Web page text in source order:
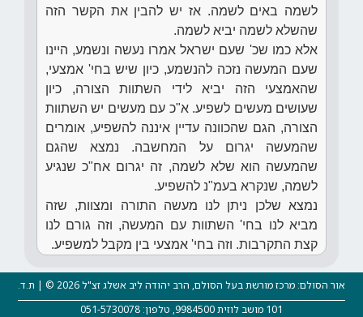
לשמה באים לשמה. אז יש להבין את הקשר הזה
שהשלא לשמה יביא לשמה.
אלא כמו שכ' שעם ישראל אמרו נעשה ונשמע, היינו
שעם המעשה נזכה להנשמע, כיון שיש בחי' אמצעי,
שהאמצעי הזה יביא לידי השתוות הצורה, כיון
שעושים מעשים לשפיע. א"כ עם מעשים יש השתוות
הצורה, הגם שהכוונה עדיין איננה להשפיע, אומרים
שהמעשה יגרום על המחשבה. נמצא שהגם
שהמעשה הוא שלא לשמה, זה יגרום אח"כ שנגיע
לשמה, שנקרא בעמ"נ להשפיע.
נמצא שלכן ניתן לנו מעשה התורה ומצוות, שזה
מביא לנו בחי' השתוות עם המעשה, וזה גורם לנו
קצת התקרבות. וזה בחי' אמצעי בין מקבל למשפיע.
אור הסולם: מרכז מורשת בעל הסולם, הרב יהודה ליב אשלג זצ"ל 2026 © | ת.ד.
101 מושב לוזית 9984500, טלפון: 051-5730078